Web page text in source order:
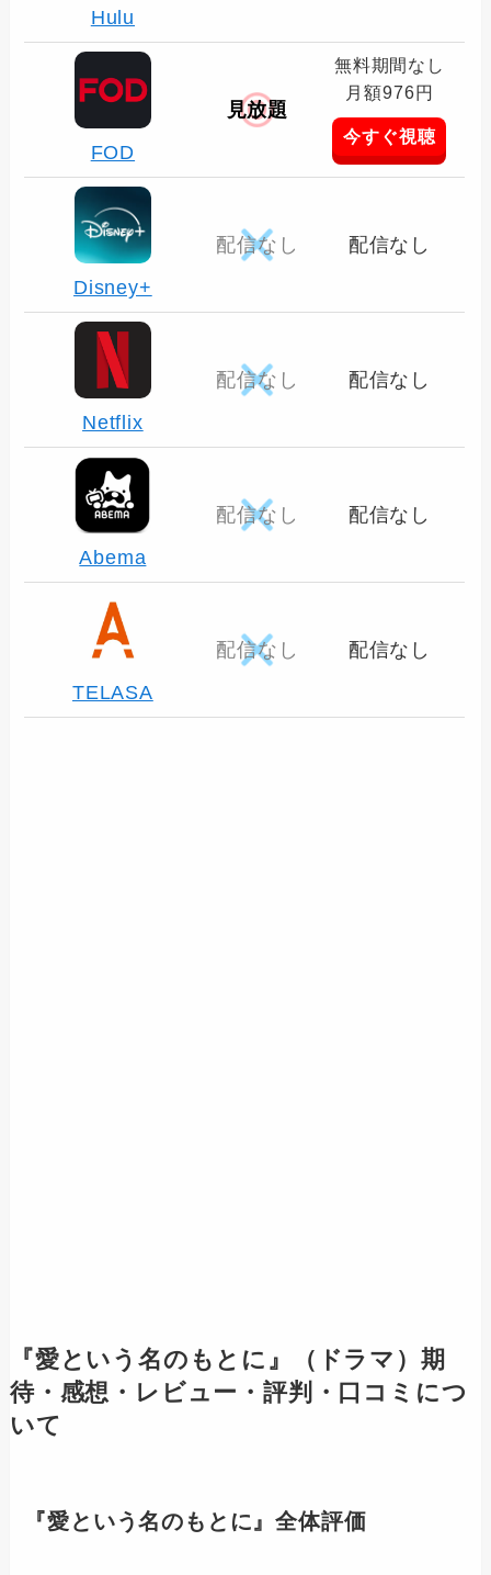
Hulu
FOD
見放題
無料期間なし
月額976円
今すぐ視聴
Disney+
配信なし 配信なし
Netflix
配信なし 配信なし
Abema
配信なし 配信なし
TELASA
配信なし 配信なし
『愛という名のもとに』（ドラマ）期
待・感想・レビュー・評判・口コミにつ
いて
『愛という名のもとに』全体評価